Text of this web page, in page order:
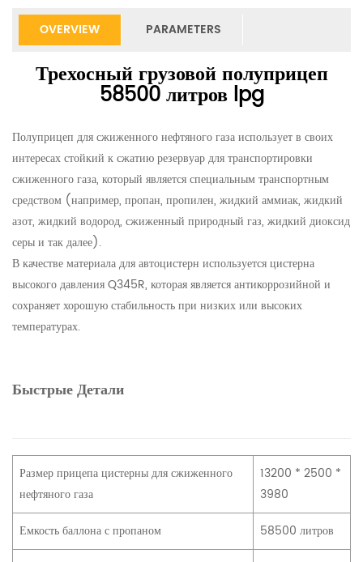
OVERVIEW PARAMETERS
Трехосный грузовой полуприцеп
58500 литров lpg
Полуприцеп для сжиженного нефтяного газа использует в своих
интересах стойкий к сжатию резервуар для транспортировки
сжиженного газа, который является специальным транспортным
средством (например, пропан, пропилен, жидкий аммиак, жидкий
азот, жидкий водород, сжиженный природный газ, жидкий диоксид
серы и так далее).
В качестве материала для автоцистерн используется цистерна
высокого давления Q345R, которая является антикоррозийной и
сохраняет хорошую стабильность при низких или высоких
температурах.
Быстрые Детали
Размер прицепа цистерны для сжиженного
нефтяного газа
13200 * 2500 *
3980
Емкость баллона с пропаном
58500 литров